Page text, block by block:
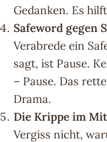
Gedanken. Es
Safeword gegen
Verabrede ein
sagt, ist Pause.
– Pause. Das
Drama.
Die Krippe im
Vergiss nicht,